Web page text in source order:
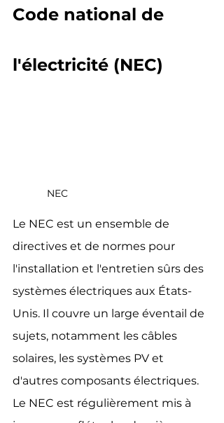
Code national de
l'électricité (NEC)
NEC
Le NEC est un ensemble de
directives et de normes pour
l'installation et l'entretien sûrs des
systèmes électriques aux États-
Unis. Il couvre un large éventail de
sujets, notamment les câbles
solaires, les systèmes PV et
d'autres composants électriques.
Le NEC est régulièrement mis à